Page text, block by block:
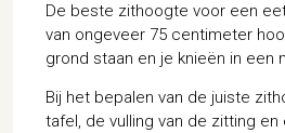
De beste zithoogte voor een
van ongeveer 75 centimeter
grond staan en je knieën in een
Bij het bepalen van de juiste
tafel, de vulling van de zitting